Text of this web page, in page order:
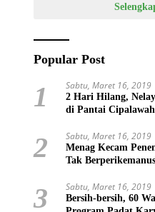
Popular Post
1 Sabtu, Maret 16, 2019
2 Hari Hilang,
di Pantai
2 Sabtu, Maret 16, 2019
Menag Kecam
Tak
3 Sabtu, Maret 16, 2019
Bersih-bersih, 60